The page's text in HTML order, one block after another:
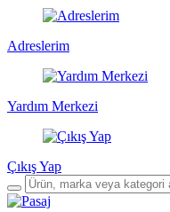
Adreslerim
Yardım Merkezi
Çıkış Yap